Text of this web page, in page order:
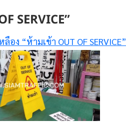
SERVICE”
ง “ห้ามเข้า OUT OF SERVICE”